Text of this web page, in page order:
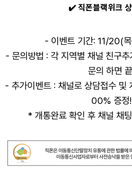
✔️직폰블랙위크
- 이벤트 기간: 11/20(
- 문의방법 : 각 지역별 채널 친구
문의 하면
- 추가이벤트 : 채널로 상담접수 및
00% 증정!
* 개통완료 확인 후 채널 채